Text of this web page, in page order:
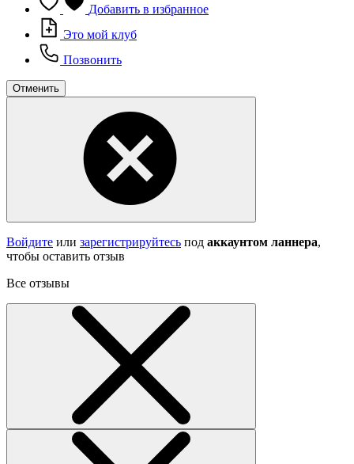
Добавить в избранное
Это мой клуб
Позвонить
Отменить
Войдите или зарегистрируйтесь под аккаунтом ланнера,
чтобы оставить отзыв
Все отзывы